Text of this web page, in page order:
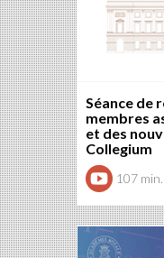
Séance de
membres
et des
Collegium
107 min.